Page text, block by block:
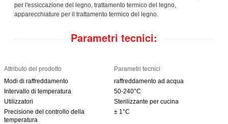
per l'essiccazione del legno, trattamento termico del legno,
apparecchiature per il trattamento termico del legno.
Parametri tecnici:
Attributo del prodotto
Parametri tecnici
Modi di raffreddamento
raffreddamento ad acqua
Intervallo di temperatura
50-240°C
Utilizzatori
Sterilizzante per cucina
Precisione del controllo della
temperatura
± 1°C